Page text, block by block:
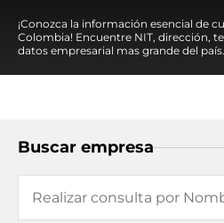
¡Conozca la información esencial de
Colombia! Encuentre NIT, dirección,
datos empresarial mas grande del país.
Buscar empresa